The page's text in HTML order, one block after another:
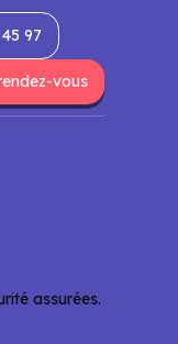
97
vous
assurées.